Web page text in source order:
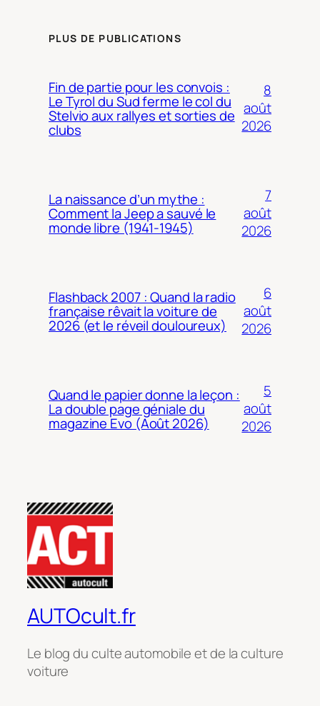
PLUS DE PUBLICATIONS
Fin de partie pour les convois :
Le Tyrol du Sud ferme le col du
Stelvio aux rallyes et sorties de
clubs
8
août
2026
La naissance d’un mythe :
Comment la Jeep a sauvé le
monde libre (1941-1945)
7
août
2026
Flashback 2007 : Quand la radio
française rêvait la voiture de
2026 (et le réveil douloureux)
6
août
2026
Quand le papier donne la leçon :
La double page géniale du
magazine Evo (Août 2026)
5
août
2026
AUTOcult.fr
Le blog du culte automobile et de la culture
voiture